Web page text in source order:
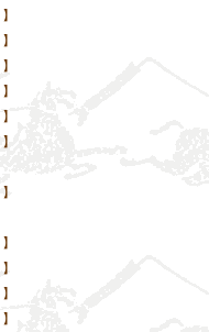
】
】
】
】
】
】
】
】
】
】
】